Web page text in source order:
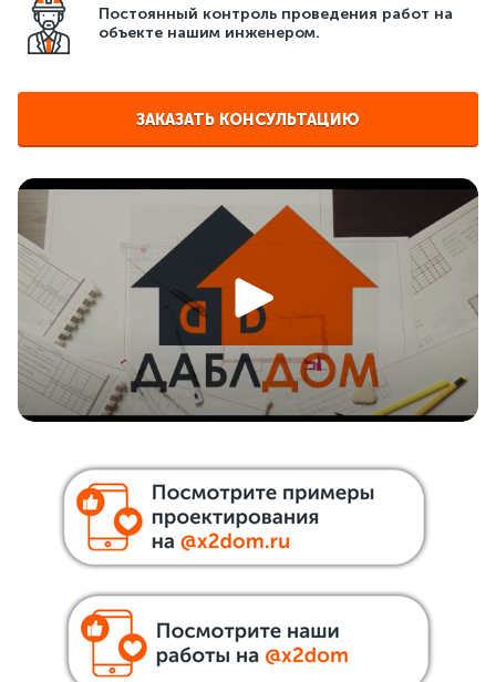
подготовленную поверхность, его крепление.
3.
Выведение монтажного конца нагревательной
Заливка нагревательной поверхности плиточным
установка терморегулятора.
Укладка покрытия на обогреваемую поверхность, к
примеру, каменную или гранитную.
7.
Опрессовывание и гидравлические испытания системы.
Каждому заказчику предоставляется гарантийное
обслуживание!
ПЕРЕЙТИ В ФОТОГАЛЕРЕЮ
Постоянный контроль проведения работ на
объекте нашим инженером.
ЗАКАЗАТЬ КОНСУЛЬТАЦИЮ